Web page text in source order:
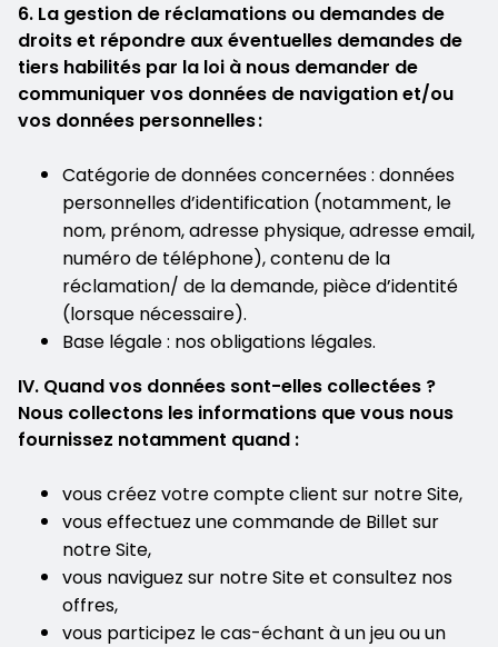
6. La gestion de réclamations ou demandes de
droits et répondre aux éventuelles demandes de
tiers habilités par la loi à nous demander de
communiquer vos données de navigation et/ou
vos données personnelles :
Catégorie de données concernées : données
personnelles d’identification (notamment, le
nom, prénom, adresse physique, adresse email,
numéro de téléphone), contenu de la
réclamation/ de la demande, pièce d’identité
(lorsque nécessaire).
Base légale : nos obligations légales.
IV. Quand vos données sont-elles collectées ?
Nous collectons les informations que vous nous
fournissez notamment quand :
vous créez votre compte client sur notre Site,
vous effectuez une commande de Billet sur
notre Site,
vous naviguez sur notre Site et consultez nos
offres,
vous participez le cas-échant à un jeu ou un